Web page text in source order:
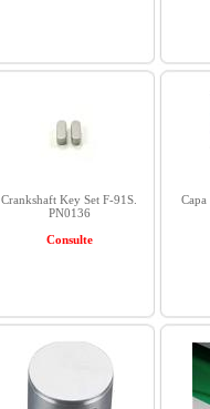
Crankshaft Key Set F-91S.
PN0136
Consulte